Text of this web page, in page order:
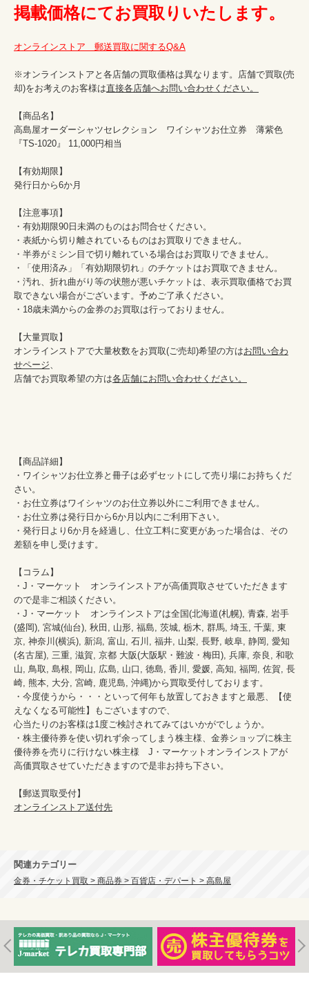
掲載価格にてお買取りいたします。
オンラインストア　郵送買取に関するQ&A
※オンラインストアと各店舗の買取価格は異なります。店舗で買取(売
却)をお考えのお客様は直接各店舗へお問い合わせください。
【商品名】
高島屋オーダーシャツセレクション　ワイシャツお仕立券　薄紫色
『TS-1020』 11,000円相当
【有効期限】
発行日から6か月
【注意事項】
・有効期限90日未満のものはお問合せください。
・表紙から切り離されているものはお買取りできません。
・半券がミシン目で切り離れている場合はお買取りできません。
・「使用済み」「有効期限切れ」のチケットはお買取できません。
・汚れ、折れ曲がり等の状態が悪いチケットは、表示買取価格でお買
取できない場合がございます。予めご了承ください。
・18歳未満からの金券のお買取は行っておりません。
【大量買取】
オンラインストアで大量枚数をお買取(ご売却)希望の方はお問い合わ
せページ
店舗でお買取希望の方は各店舗にお問い合わせください。
【商品詳細】
・ワイシャツお仕立券と冊子は必ずセットにして売り場にお持ちくだ
さい。
・お仕立券はワイシャツのお仕立券以外にご利用できません。
・お仕立券は発行日から6か月以内にご利用下さい。
・発行日より6か月を経過し、仕立工料に変更があった場合は、その
差額を申し受けます。
【コラム】
・J・マーケット　オンラインストアが高価買取させていただきます
ので是非ご相談ください。
・J・マーケット　オンラインストアは全国(北海道(札幌), 青森, 岩手
(盛岡), 宮城(仙台), 秋田, 山形, 福島, 茨城, 栃木, 群馬, 埼玉, 千葉, 東
京, 神奈川(横浜), 新潟, 富山, 石川, 福井, 山梨, 長野, 岐阜, 静岡, 愛知
(名古屋), 三重, 滋賀, 京都 大阪(大阪駅・難波・梅田), 兵庫, 奈良, 和歌
山, 鳥取, 島根, 岡山, 広島, 山口, 徳島, 香川, 愛媛, 高知, 福岡, 佐賀, 長
崎, 熊本, 大分, 宮崎, 鹿児島, 沖縄)から買取受付しております。
・今度使うから・・・といって何年も放置しておきますと最悪、【使
えなくなる可能性】もございますので、
心当たりのお客様は1度ご検討されてみてはいかがでしょうか。
・株主優待券を使い切れず余ってしまう株主様、金券ショップに株主
優待券を売りに行けない株主様　J・マーケットオンラインストアが
高価買取させていただきますので是非お持ち下さい。
オンラインストア送付先
関連カテゴリー
金券・チケット買取 > 商品券 > 百貨店・デパート > 高島屋